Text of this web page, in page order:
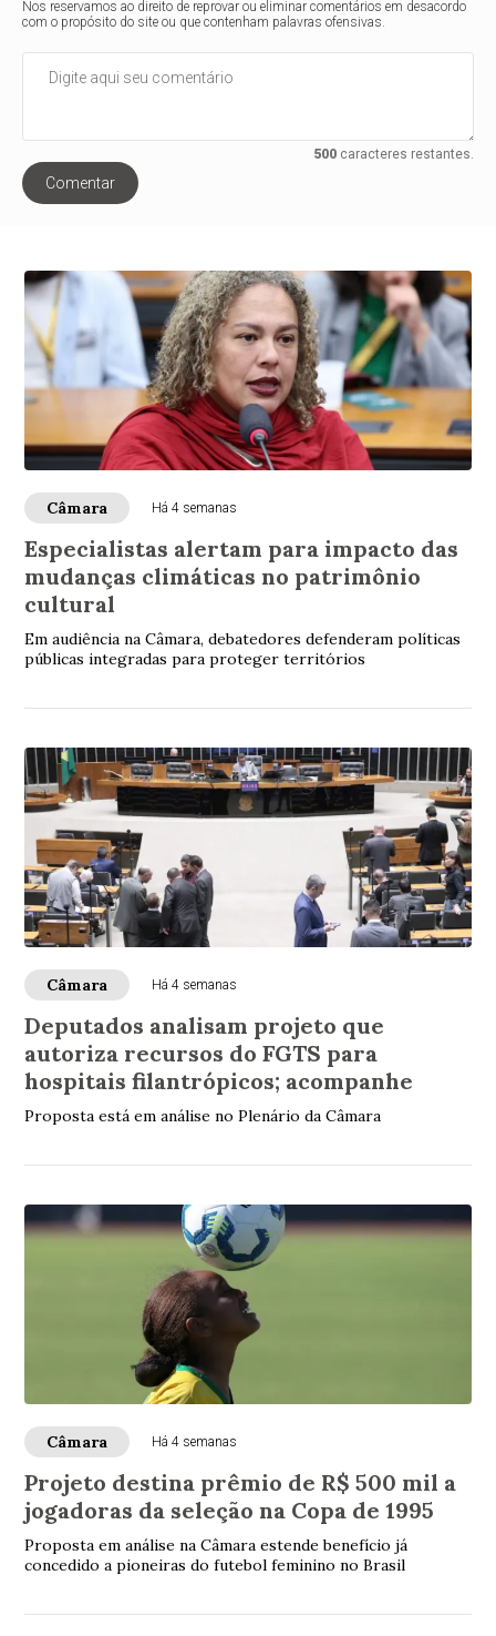
Nos reservamos ao direito de reprovar ou eliminar comentários em desacordo
com o propósito do site ou que contenham palavras ofensivas.
500caracteres restantes.
Comentar
Câmara Há 4 semanas
Especialistas alertam para impacto das
mudanças climáticas no patrimônio
cultural
Em audiência na Câmara, debatedores defenderam políticas
públicas integradas para proteger territórios
Câmara Há 4 semanas
Deputados analisam projeto que
autoriza recursos do FGTS para
hospitais filantrópicos; acompanhe
Proposta está em análise no Plenário da Câmara
Câmara Há 4 semanas
Projeto destina prêmio de R$ 500 mil a
jogadoras da seleção na Copa de 1995
Proposta em análise na Câmara estende benefício já
concedido a pioneiras do futebol feminino no Brasil